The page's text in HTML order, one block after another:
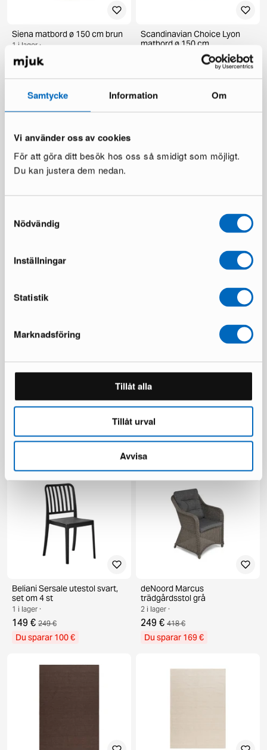
Samtycke Information Om
Vi använder oss av cookies
För att göra ditt besök hos oss så smidigt som möjligt.
Du kan justera dem nedan.
Nödvändig
Inställningar
Statistik
Marknadsföring
Tillåt alla
Tillåt urval
Avvisa
Siena matbord ø 150 cm brun
1 i lager ·
269 € 385 €
Scandinavian Choice Lyon
matbord ø 150 cm
Du sparar 239 €
deNoord Marcus utebord ø
140 cm grå
Du sparar 137 €
KM Home Relax matta 240 x
Chesterfield Lyx fåtölj
335 € 481 €
Ariany soffmodul
189 €
Beliani Sersale utestol svart,
set om 4 st
1 i lager ·
149 € 249 €
Du sparar 100 €
deNoord Marcus
trädgårdsstol grå
2 i lager ·
249 € 418 €
Du sparar 169 €